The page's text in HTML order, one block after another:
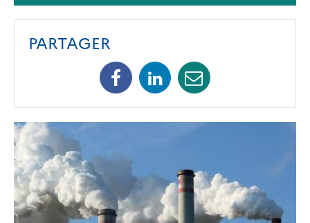
PARTAGER
FacebookLinkedinMail